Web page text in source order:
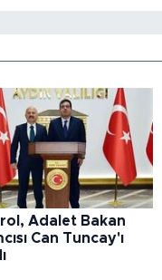
Adalet Bakan
Can Tuncay'ı